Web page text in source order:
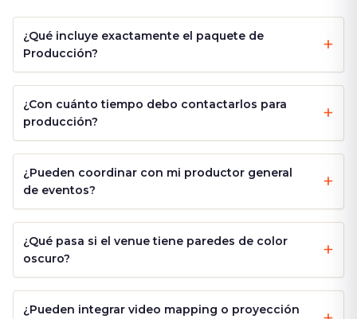
¿Qué incluye exactamente el paquete de
Producción?
¿Con cuánto tiempo debo contactarlos para
producción?
¿Pueden coordinar con mi productor general
de eventos?
¿Qué pasa si el venue tiene paredes de color
oscuro?
¿Pueden integrar video mapping o proyección